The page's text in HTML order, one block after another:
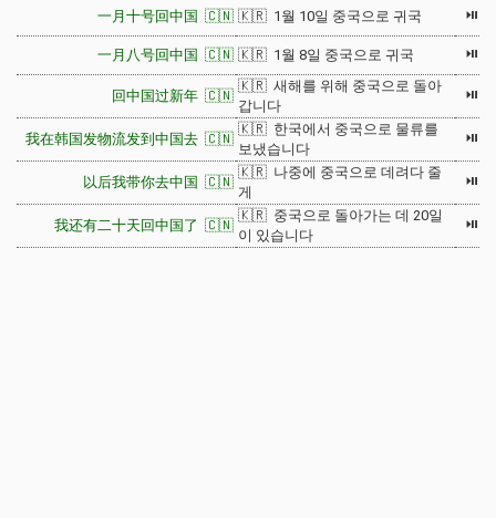
一月十号回中国 🇨🇳 🇰🇷 1월 10일 중국으로 귀국 ⏯
一月八号回中国 🇨🇳 🇰🇷 1월 8일 중국으로 귀국 ⏯
回中国过新年 🇨🇳
🇰🇷 새해를 위해 중국으로 돌아
갑니다
⏯
我在韩国发物流发到中国去 🇨🇳
🇰🇷 한국에서 중국으로 물류를
보냈습니다
⏯
以后我带你去中国 🇨🇳
🇰🇷 나중에 중국으로 데려다 줄
게
⏯
我还有二十天回中国了 🇨🇳
🇰🇷 중국으로 돌아가는 데 20일
이 있습니다
⏯